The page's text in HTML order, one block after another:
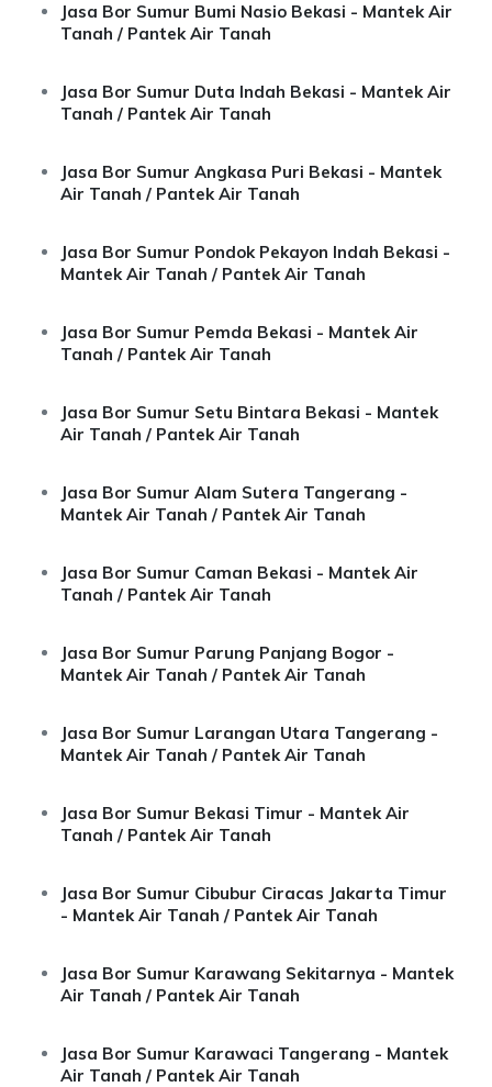
Jasa Bor Sumur Bumi Nasio Bekasi - Mantek Air
Tanah / Pantek Air Tanah
Jasa Bor Sumur Duta Indah Bekasi - Mantek Air
Tanah / Pantek Air Tanah
Jasa Bor Sumur Angkasa Puri Bekasi - Mantek
Air Tanah / Pantek Air Tanah
Jasa Bor Sumur Pondok Pekayon Indah Bekasi -
Mantek Air Tanah / Pantek Air Tanah
Jasa Bor Sumur Pemda Bekasi - Mantek Air
Tanah / Pantek Air Tanah
Jasa Bor Sumur Setu Bintara Bekasi - Mantek
Air Tanah / Pantek Air Tanah
Jasa Bor Sumur Alam Sutera Tangerang -
Mantek Air Tanah / Pantek Air Tanah
Jasa Bor Sumur Caman Bekasi - Mantek Air
Tanah / Pantek Air Tanah
Jasa Bor Sumur Parung Panjang Bogor -
Mantek Air Tanah / Pantek Air Tanah
Jasa Bor Sumur Larangan Utara Tangerang -
Mantek Air Tanah / Pantek Air Tanah
Jasa Bor Sumur Bekasi Timur - Mantek Air
Tanah / Pantek Air Tanah
Jasa Bor Sumur Cibubur Ciracas Jakarta Timur
- Mantek Air Tanah / Pantek Air Tanah
Jasa Bor Sumur Karawang Sekitarnya - Mantek
Air Tanah / Pantek Air Tanah
Jasa Bor Sumur Karawaci Tangerang - Mantek
Air Tanah / Pantek Air Tanah